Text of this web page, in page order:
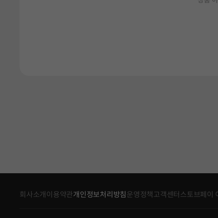
회사소개이용약관개인정보처리방침 운영정책고객센터스토브페이